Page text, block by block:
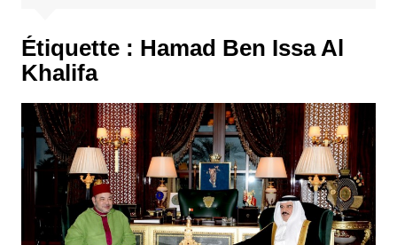
Étiquette : Hamad Ben Issa Al
Khalifa